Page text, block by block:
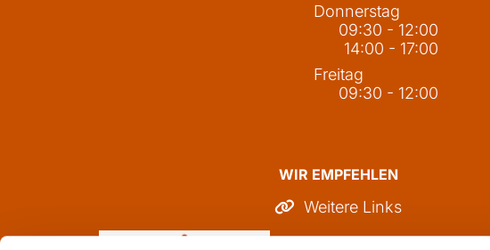
Donnerstag
09:30 - 12:00
14:00 - 17:00
Freitag
09:30 - 12:00
WIR EMPFEHLEN
 Weitere Links